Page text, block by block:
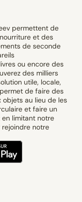
permettent de
et des
de seconde
ou encore des
des milliers
utile, locale,
de faire des
objets au lieu de les
et faire un
limitant notre
rejoindre notre